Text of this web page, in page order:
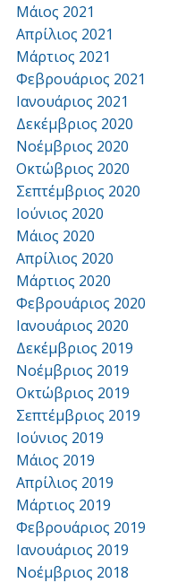
Μάιος 2021
Απρίλιος 2021
Μάρτιος 2021
Φεβρουάριος 2021
Ιανουάριος 2021
Δεκέμβριος 2020
Νοέμβριος 2020
Οκτώβριος 2020
Σεπτέμβριος 2020
Ιούνιος 2020
Μάιος 2020
Απρίλιος 2020
Μάρτιος 2020
Φεβρουάριος 2020
Ιανουάριος 2020
Δεκέμβριος 2019
Νοέμβριος 2019
Οκτώβριος 2019
Σεπτέμβριος 2019
Ιούνιος 2019
Μάιος 2019
Απρίλιος 2019
Μάρτιος 2019
Φεβρουάριος 2019
Ιανουάριος 2019
Νοέμβριος 2018